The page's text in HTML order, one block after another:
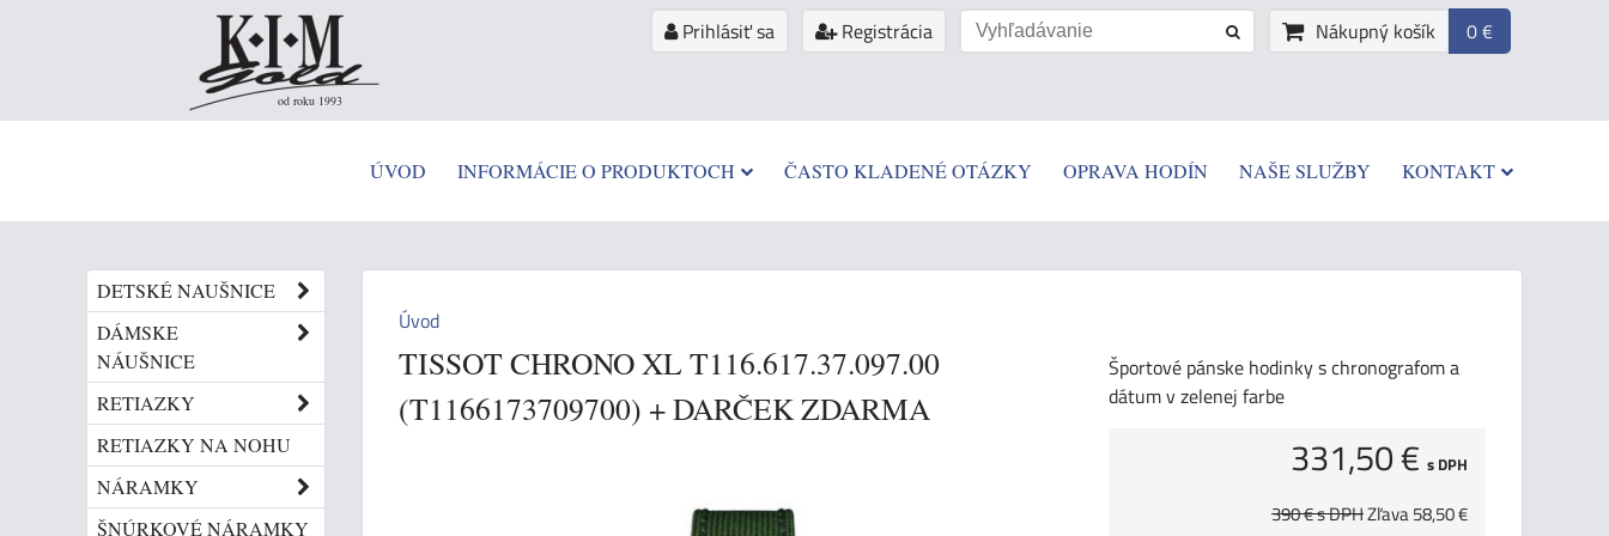
od roku 1993
Prihlásiť sa Registrácia Nákupný košík 0 €
ÚVOD INFORMÁCIE O PRODUKTOCH ČASTO KLADENÉ OTÁZKY OPRAVA HODÍN NAŠE SLUŽBY KONTAKT
Úvod
TISSOT CHRONO XL T116.617.37.097.00
(T1166173709700) + DARČEK ZDARMA
Športové pánske hodinky s chronografom a
dátum v zelenej farbe
331,50 € s DPH
390 €s DPHZľava58,50 €
DETSKÉ NAUŠNICE
DÁMSKE
NÁUŠNICE
RETIAZKY
RETIAZKY NA NOHU
NÁRAMKY
ŠNÚRKOVÉ NÁRAMKY